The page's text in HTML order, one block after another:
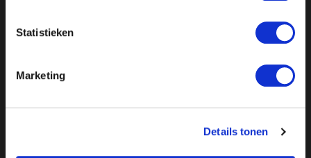
Statistieken
Marketing
Details tonen